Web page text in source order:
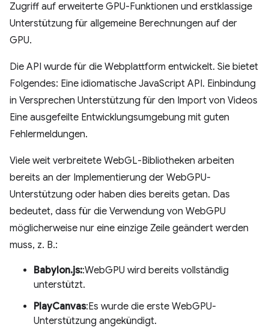
Zugriff auf erweiterte GPU-Funktionen und erstklassige
Unterstützung für allgemeine Berechnungen auf der
GPU.
Die API wurde für die Webplattform entwickelt. Sie bietet
Folgendes: Eine idiomatische JavaScript API. Einbindung
in Versprechen Unterstützung für den Import von Videos
Eine ausgefeilte Entwicklungsumgebung mit guten
Fehlermeldungen.
Viele weit verbreitete WebGL-Bibliotheken arbeiten
bereits an der Implementierung der WebGPU-
Unterstützung oder haben dies bereits getan. Das
bedeutet, dass für die Verwendung von WebGPU
möglicherweise nur eine einzige Zeile geändert werden
muss, z. B.:
Babylon.js::WebGPU wird bereits vollständig
unterstützt.
PlayCanvas:Es wurde die erste WebGPU-
Unterstützung angekündigt.